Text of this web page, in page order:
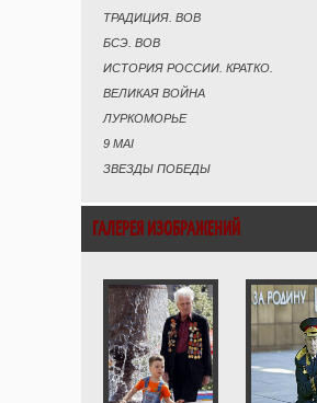
ТРАДИЦИЯ. ВОВ
БСЭ. ВОВ
ИСТОРИЯ РОССИИ. КРАТКО.
ВЕЛИКАЯ ВОЙНА
ЛУРКОМОРЬЕ
9 MAI
ЗВЕЗДЫ ПОБЕДЫ
ГАЛЕРЕЯ ИЗОБРАЖЕНИЙ